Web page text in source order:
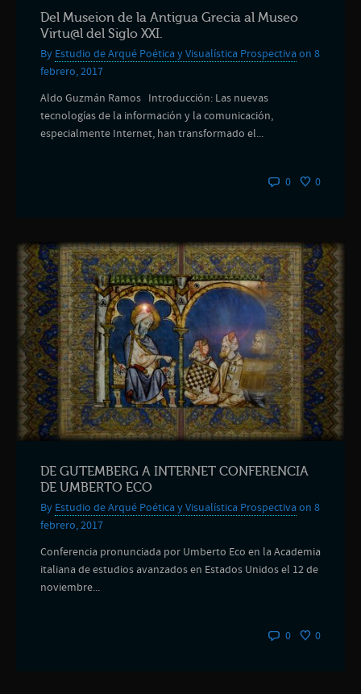
Del Museion de la Antigua Grecia al Museo
Virtu@l del Siglo XXI.
By Estudio de Arqué Poética y Visualística Prospectivaon 8
febrero, 2017
Aldo Guzmán Ramos Introducción: Las nuevas
tecnologías de la información y la comunicación,
especialmente Internet, han transformado el...
0 0
DE GUTEMBERG A INTERNET CONFERENCIA
DE UMBERTO ECO
By Estudio de Arqué Poética y Visualística Prospectivaon 8
febrero, 2017
Conferencia pronunciada por Umberto Eco en la Academia
italiana de estudios avanzados en Estados Unidos el 12 de
noviembre...
0 0